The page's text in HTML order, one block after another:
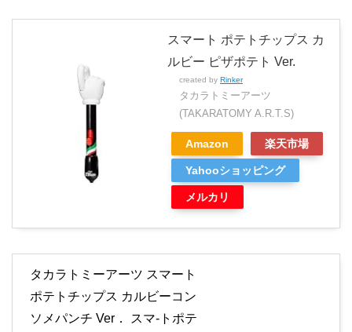
スマート ポテトチップス カ
ルビー ピザポテト Ver.
created by Rinker
タカラトミーアーツ
(TAKARATOMY A.R.T.S)
Amazon 楽天市場
Yahooショッピング
メルカリ
タカラトミーアーツ スマート
ポテトチップス カルビーコン
ソメパンチ Ver． スマ-トポテ